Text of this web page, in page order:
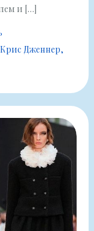
и […]
Крис Дженнер